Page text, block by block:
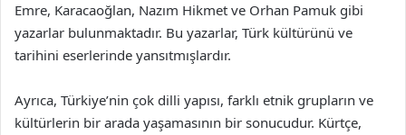
Emre, Karacaoğlan, Nazım Hikmet ve Orhan Pamuk gibi
yazarlar bulunmaktadır. Bu yazarlar, Türk kültürünü ve
tarihini eserlerinde yansıtmışlardır.
Ayrıca, Türkiye’nin çok dilli yapısı, farklı etnik grupların ve
kültürlerin bir arada yaşamasının bir sonucudur. Kürtçe,